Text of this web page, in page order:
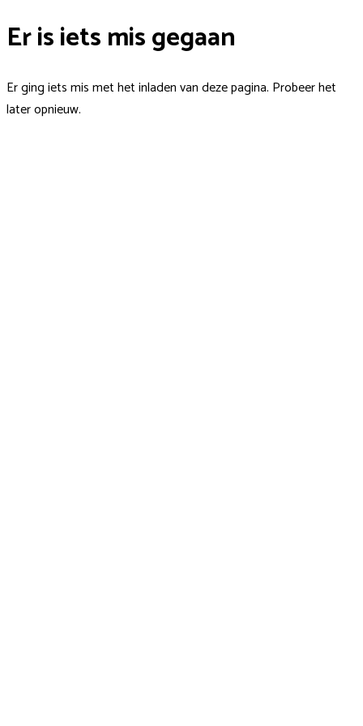
Er is iets mis gegaan
Er ging iets mis met het inladen van deze pagina. Probeer het
later opnieuw.